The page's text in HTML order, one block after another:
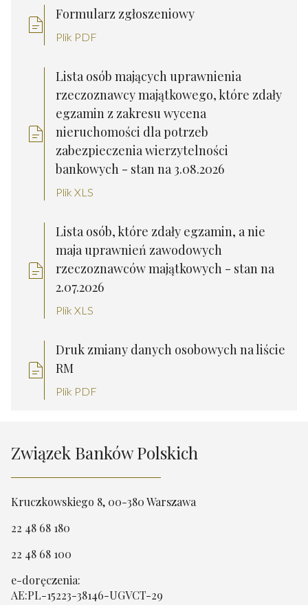
Formularz zgłoszeniowy
Plik PDF
Lista osób mających uprawnienia
rzeczoznawcy majątkowego, które zdały
egzamin z zakresu wycena
nieruchomości dla potrzeb
zabezpieczenia wierzytelności
bankowych - stan na 3.08.2026
Plik XLS
Lista osób, które zdały egzamin, a nie
maja uprawnień zawodowych
rzeczoznawców majątkowych - stan na
2.07.2026
Plik XLS
Druk zmiany danych osobowych na liście
RM
Plik PDF
Związek Banków Polskich
Kruczkowskiego 8, 00-380 Warszawa
22 48 68 180
22 48 68 100
e-doręczenia:
AE:PL-15223-38146-UGVCT-29